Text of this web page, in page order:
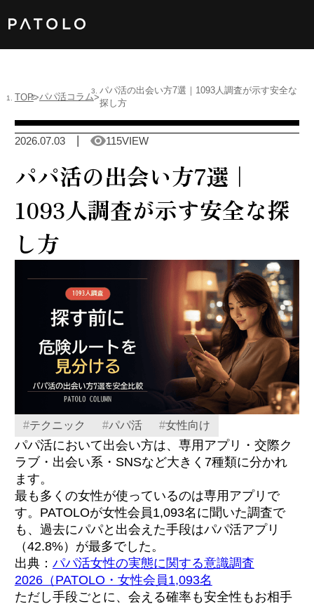
男性TOP
加盟店TOP
ABOUT US
TOP パパ活コラム
パパ活の出会い方7選｜1093人調査が示す安全な
探し方
2026.07.03 115VIEW
パパ活の出会い方7選｜
1093人調査が示す安全な探
し方
#テクニック #パパ活 #女性向け
パパ活において出会い方は、専用アプリ・交際ク
ラブ・出会い系・SNSなど大きく7種類に分かれ
ます。
最も多くの女性が使っているのは専用アプリで
す。PATOLOが女性会員1,093名に聞いた調査で
も、過去にパパと出会えた手段はパパ活アプリ
（42.8%）が最多でした。
出典： パパ活女性の実態に関する意識調査
2026（PATOLO・女性会員1,093名
ただし手段ごとに、会える確率も安全性もお相手